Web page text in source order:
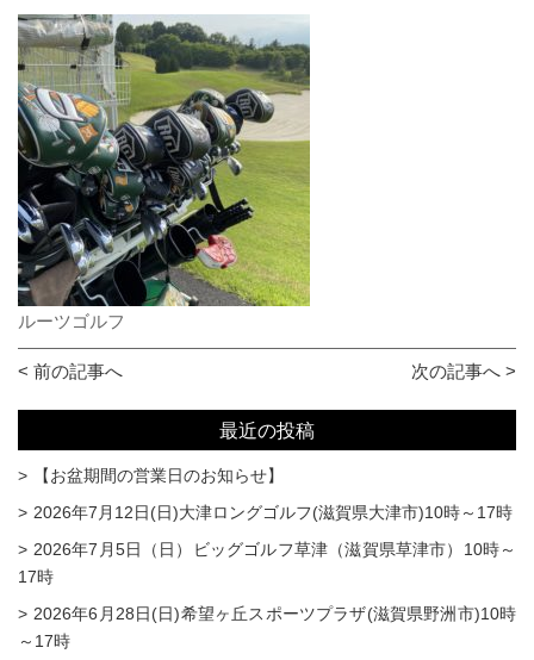
ルーツゴルフ
< 前の記事へ 次の記事へ >
最近の投稿
【お盆期間の営業日のお知らせ】
2026年7月12日(日)大津ロングゴルフ(滋賀県大津市)10時～17時
2026年7月5日（日）ビッグゴルフ草津（滋賀県草津市）10時～
17時
2026年6月28日(日)希望ヶ丘スポーツプラザ(滋賀県野洲市)10時
～17時